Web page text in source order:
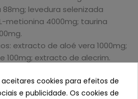
levedura selenizada
metionina 4000mg; taurina
extracto de aloé vera 1000mg;
100mg; extracto de alecrim.
cookies para efeitos de
e publicidade. Os cookies de